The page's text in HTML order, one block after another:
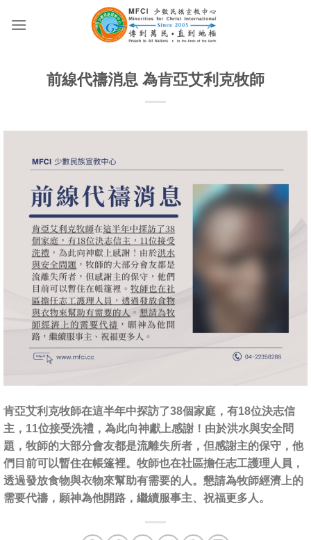
前線代禱消息 為肯亞艾利克牧師
肯亞艾利克牧師在這半年中探訪了38個家庭，有18位決志信
主，11位接受洗禮，為此向神獻上感謝！由於洪水與安全問
題，牧師的大部分會友都是流離失所者，但感謝主的保守，他
們目前可以暫住在帳篷裡。牧師也在社區擔任志工護理人員，
透過發放食物與衣物來幫助有需要的人。懇請為牧師經濟上的
需要代禱，願神為他開路，繼續服事主、祝福更多人。